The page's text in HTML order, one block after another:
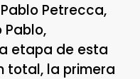
Petrecca,
Pablo,
etapa de esta
total, la primera